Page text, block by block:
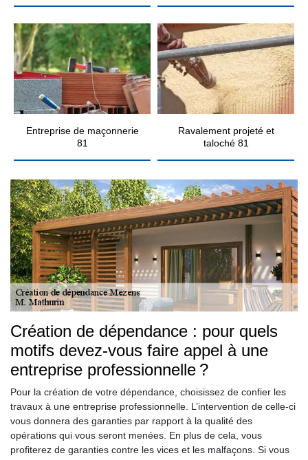
Entreprise de maçonnerie
81
Ravalement projeté et
taloché 81
Création de dépendance : pour quels
motifs devez-vous faire appel à une
entreprise professionnelle ?
Pour la création de votre dépendance, choisissez de confier les
travaux à une entreprise professionnelle. L’intervention de celle-ci
vous donnera des garanties par rapport à la qualité des
opérations qui vous seront menées. En plus de cela, vous
profiterez de garanties contre les vices et les malfaçons. Si vous